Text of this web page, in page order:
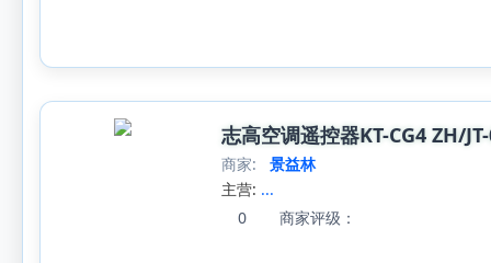
志高空调遥控器KT-CG4 ZH/
商家:
景益林
主营: ...
0
商家评级：